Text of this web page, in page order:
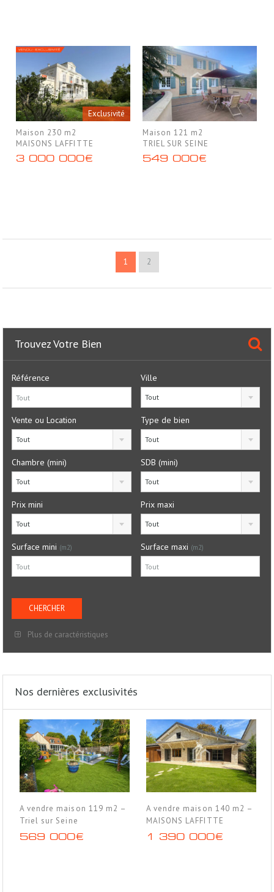
Exclusivité
Maison 230 m2
MAISONS LAFFITTE
3 000 000€
Maison 121 m2
TRIEL SUR SEINE
549 000€
1 2
Trouvez Votre Bien
Référence Ville
Tout
Vente ou Location
Tout
Type de bien
Tout
Chambre (mini)
Tout
SDB (mini)
Tout
Prix mini
Tout
Prix maxi
Tout
Surface mini (m2) Surface maxi (m2)
Plus de caractéristiques
Nos dernières exclusivités
A vendre maison 119 m2 –
Triel sur Seine
569 000€
A vendre maison 140 m2 –
MAISONS LAFFITTE
1 390 000€